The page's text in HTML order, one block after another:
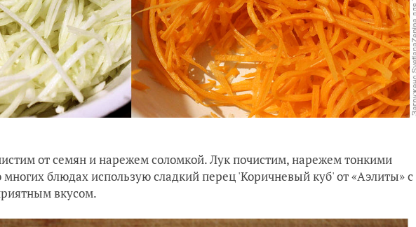
от семян и нарежем соломкой. Лук почистим, нарежем тонкими
многих блюдах использую сладкий перец 'Коричневый куб' от «Аэлиты» с
вкусом.